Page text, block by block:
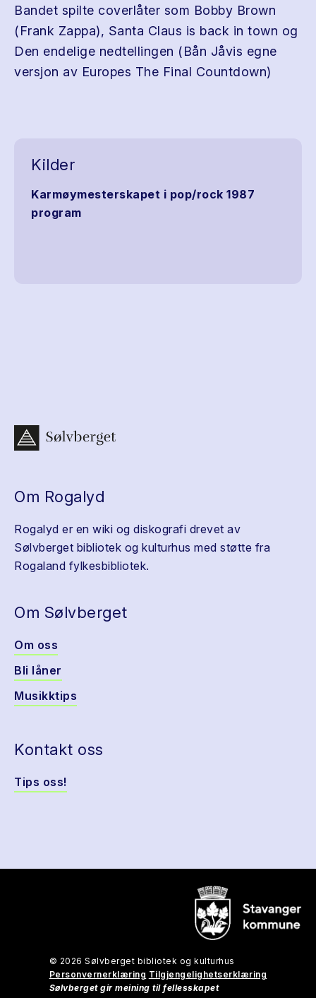
Bandet spilte coverlåter som Bobby Brown
(Frank Zappa), Santa Claus is back in town og
Den endelige nedtellingen (Bån Jåvis egne
versjon av Europes The Final Countdown)
Kilder
Karmøymesterskapet i pop/rock 1987
program
Om Rogalyd
Rogalyd er en wiki og diskografi drevet av
Sølvberget bibliotek og kulturhus med støtte fra
Rogaland fylkesbibliotek.
Om Sølvberget
Om oss
Bli låner
Musikktips
Kontakt oss
Tips oss!
© 2026 Sølvberget bibliotek og kulturhus
Personvernerklæring Tilgjengelighetserklæring
Sølvberget gir meining til fellesskapet